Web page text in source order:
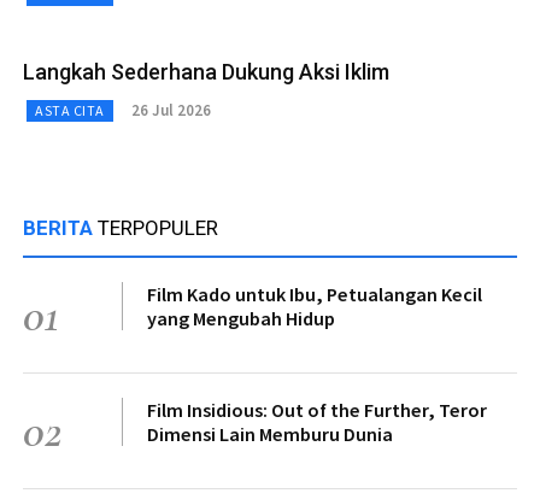
Langkah Sederhana Dukung Aksi Iklim
ASTA CITA 26 Jul 2026
BERITA TERPOPULER
01
Film Kado untuk Ibu, Petualangan Kecil
yang Mengubah Hidup
02
Film Insidious: Out of the Further, Teror
Dimensi Lain Memburu Dunia